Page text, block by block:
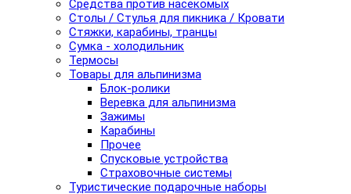
Средства против насекомых
Столы / Стулья для пикника / Кровати
Стяжки, карабины, транцы
Сумка - холодильник
Термосы
Товары для альпинизма
Блок-ролики
Веревка для альпинизма
Зажимы
Карабины
Прочее
Спусковые устройства
Страховочные системы
Туристические подарочные наборы